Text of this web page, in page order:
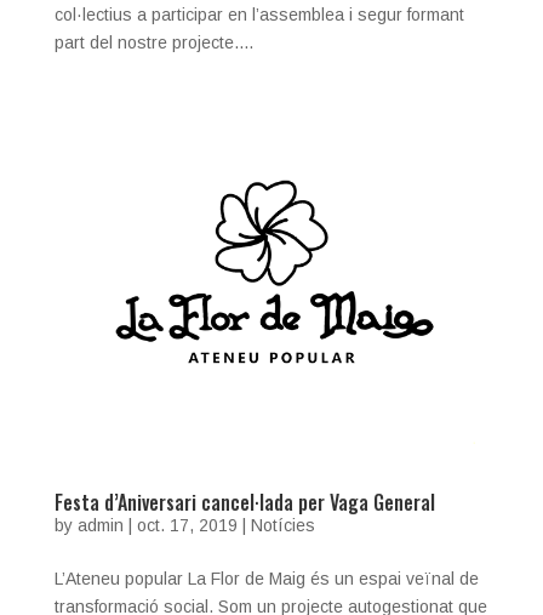
col·lectius a participar en l’assemblea i segur formant
part del nostre projecte....
Festa d’Aniversari cancel·lada per Vaga General
by admin oct. 17, 2019 Notícies
L’Ateneu popular La Flor de Maig és un espai veïnal de
transformació social. Som un projecte autogestionat que